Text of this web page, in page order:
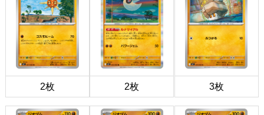
2枚 2枚 3枚